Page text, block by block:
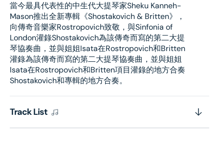
當今最具代表性的中生代大提琴家Sheku Kanneh-
Mason推出全新專輯《Shostakovich & Britten》，
向傳奇音樂家Rostropovich致敬，與Sinfonia of
London灌錄Shostakovich為該傳奇而寫的第二大提
琴協奏曲，並與姐姐Isata在Rostropovich和Britten
灌錄為該傳奇而寫的第二大提琴協奏曲，並與姐姐
Isata在Rostropovich和Britten項目灌錄的地方合奏
Shostakovich和專輯的地方合奏。
Track List